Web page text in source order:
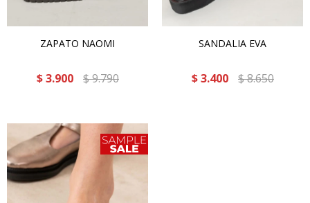
ZAPATO NAOMI
$ 3.900 $9.790
SANDALIA EVA
$ 3.400 $8.650